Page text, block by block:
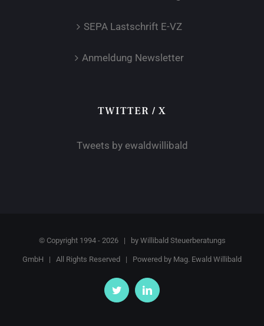
SEPA Lastschrift E-VZ
Anmeldung Newsletter
TWITTER / X
Tweets by ewaldwillibald
© Copyright 1994 - 2026 | by Willibald Steuerberatungs
GmbH | All Rights Reserved | Powered by Mag. Ewald Willibald
Twitter LinkedIn